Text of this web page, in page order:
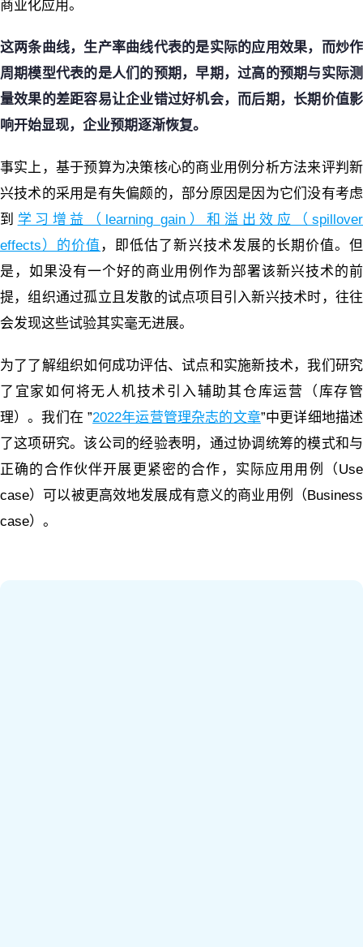
商业化应用。
这两条曲线，生产率曲线代表的是实际的应用效果，而炒作
周期模型代表的是人们的预期，早期，过高的预期与实际测
量效果的差距容易让企业错过好机会，而后期， 长期价值影
响开始显现，企业预期逐渐恢复。
事实上，基于预算为决策核心的商业用例分析方法来评判新
兴技术的采用是有失偏颇的，部分原因是因为它们没有考虑
到 学习增益（learning gain）和溢出效应（spillover
effects）的价值 ，即低估了新兴技术发展的长期价值。但
是，如果没有一个好的商业用例作为部署该新兴技术的前
提，组织通过孤立且发散的试点项目引入新兴技术时，往往
会发现这些试验其实毫无进展。
为了了解组织如何成功评估、试点和实施新技术，我们研究
了宜家如何将无人机技术引入辅助其仓库运营（库存管
理）。我们在 ”2022年运营管理杂志的文章”中更详细地描述
了这项研究。该公司的经验表明，通过协调统筹的模式和与
正确的合作伙伴开展更紧密的合作，实际应用用例（Use
case）可以被更高效地发展成有意义的商业用例（Business
case）。